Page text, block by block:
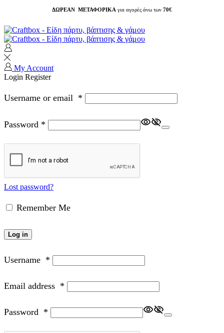
ΔΩΡΕΑΝ ΜΕΤΑΦΟΡΙΚΑ για αγορές άνω των 70€
My Account
Login Register
Username or email *
Password *
Lost password?
Remember Me
Log in
Username *
Email address *
Password *